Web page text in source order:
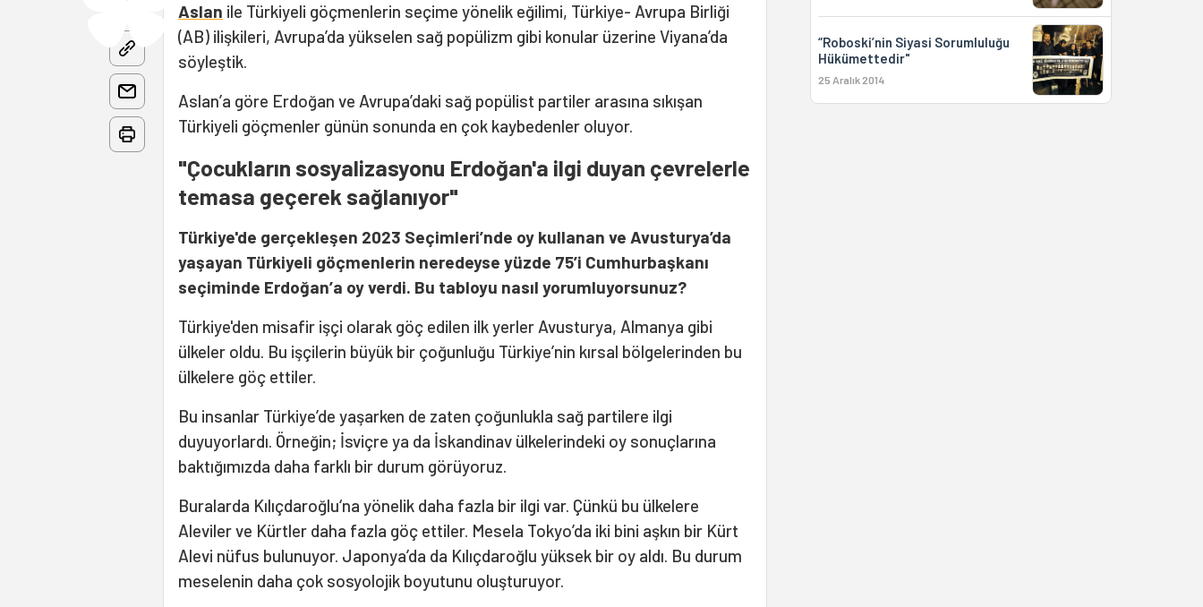
Aslan ile Türkiyeli göçmenlerin seçime yönelik eğilimi, Türkiye- Avrupa Birliği
(AB) ilişkileri, Avrupa’da yükselen sağ popülizm gibi konular üzerine Viyana’da
söyleştik.
Aslan’a göre Erdoğan ve Avrupa’daki sağ popülist partiler arasına sıkışan
Türkiyeli göçmenler günün sonunda en çok kaybedenler oluyor.
"Çocukların sosyalizasyonu Erdoğan'a ilgi duyan çevrelerle
temasa geçerek sağlanıyor"
Türkiye'de gerçekleşen 2023 Seçimleri’nde oy kullanan ve Avusturya’da
yaşayan Türkiyeli göçmenlerin neredeyse yüzde 75’i Cumhurbaşkanı
seçiminde Erdoğan’a oy verdi. Bu tabloyu nasıl yorumluyorsunuz?
Türkiye'den misafir işçi olarak göç edilen ilk yerler Avusturya, Almanya gibi
ülkeler oldu. Bu işçilerin büyük bir çoğunluğu Türkiye’nin kırsal bölgelerinden bu
ülkelere göç ettiler.
Bu insanlar Türkiye’de yaşarken de zaten çoğunlukla sağ partilere ilgi
duyuyorlardı. Örneğin; İsviçre ya da İskandinav ülkelerindeki oy sonuçlarına
baktığımızda daha farklı bir durum görüyoruz.
Buralarda Kılıçdaroğlu‘na yönelik daha fazla bir ilgi var. Çünkü bu ülkelere
Aleviler ve Kürtler daha fazla göç ettiler. Mesela Tokyo’da iki bini aşkın bir Kürt
Alevi nüfus bulunuyor. Japonya’da da Kılıçdaroğlu yüksek bir oy aldı. Bu durum
meselenin daha çok sosyolojik boyutunu oluşturuyor.
“Roboski’nin Siyasi Sorumluluğu
Hükümettedir"
25 Aralık 2014